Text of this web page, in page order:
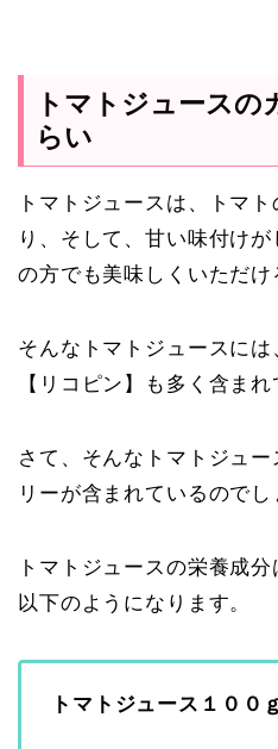
トマトジュースの
らい
トマトジュースは、トマ
り、そして、甘い味付け
の方でも美味しくいただけ
そんなトマトジュースには
【リコピン】も多く含まれ
さて、そんなトマトジュ
リーが含まれているのでし
トマトジュースの栄養成
以下のようになります。
トマトジュース１００